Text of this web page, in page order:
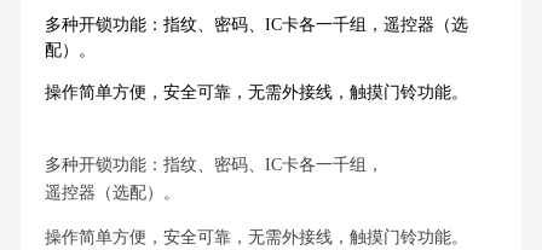
多种开锁功能：指纹、密码、IC卡各一千组，遥控器（选
配）。
操作简单方便，安全可靠，无需外接线，触摸门铃功能。
多种开锁功能：指纹、密码、IC卡各一千组，
遥控器（选配）。
操作简单方便，安全可靠，无需外接线，触摸门铃功能。